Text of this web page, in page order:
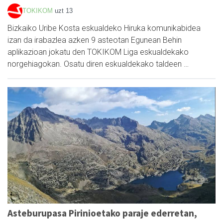
TOKIKOM uzt 13
Bizkaiko Uribe Kosta eskualdeko Hiruka komunikabidea
izan da irabazlea azken 9 asteotan Egunean Behin
aplikazioan jokatu den TOKIKOM Liga eskualdekako
norgehiagokan. Osatu diren eskualdekako taldeen …
Asteburupasa Pirinioetako paraje ederretan,